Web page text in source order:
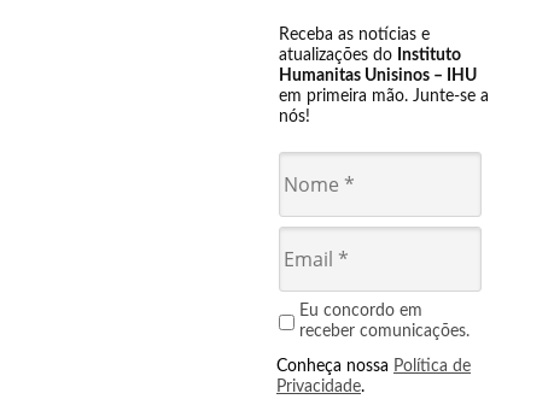
Receba as notícias e
atualizações do Instituto
Humanitas Unisinos – IHU
em primeira mão. Junte-se a
nós!
Eu concordo em
receber comunicações.
Conheça nossa Política de
Privacidade.